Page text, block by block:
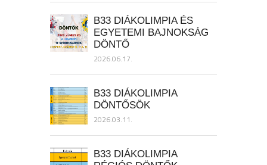
B33 DIÁKOLIMPIA ÉS
EGYETEMI BAJNOKSÁG
DÖNTŐ
2026.06.17.
B33 DIÁKOLIMPIA
DÖNTŐSÖK
2026.03.11.
B33 DIÁKOLIMPIA